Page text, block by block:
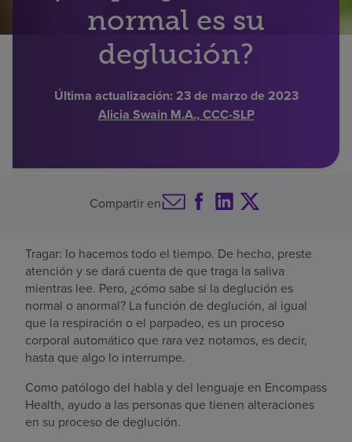
Buscar un centronormal es su
deglución?
Última actualización: 23 de marzo de 2023
Alicia Swain M.A., CCC-SLP
Compartir en
Tragar: lo hacemos todo el tiempo. De hecho, preste
atención y se dará cuenta de que traga la saliva
mientras lee. Pero, ¿cómo sabe si la deglución es
normal o anormal? La función de deglución, al igual
que la respiración o el parpadeo, es un proceso
corporal automático que rara vez notamos, es decir,
hasta que algo lo interrumpe.
Como patólogo del habla y del lenguaje en Encompass
Health, ayudo a las personas que tienen alteraciones
en su proceso de deglución.